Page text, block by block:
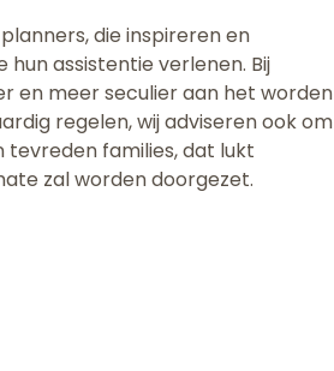
die inspireren en
assistentie verlenen. Bij
en meer seculier aan het worden
regelen, wij adviseren ook om
families, dat lukt
zal worden doorgezet.